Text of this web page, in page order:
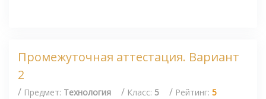
Промежуточная аттестация. Вариант
2
/ Предмет: Технология / Класс: 5 / Рейтинг: 5